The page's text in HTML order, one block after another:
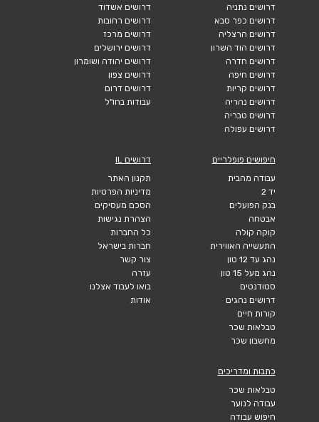
דרושים נתניה
דרושים כפר סבא
דרושים הרצליה
דרושים הוד השרון
דרושים חדרה
דרושים חיפה
דרושים קריות
דרושים נהריה
דרושים טבריה
דרושים עפולה
דרושים אשדוד
דרושים רחובות
דרושים מרכז
דרושים ירושלים
דרושים יהודה ושומרון
דרושים צפון
דרושים דרום
עבודות בחו"ל
חיפושים פופלריים
עבודה מהבית
יד 2
בנק הפועלים
אבטחה
קוקה קולה
התעשייה האווירית
נהג עד 12 טון
נהג מעל 15 טון
סטודנטים
דרושים נהגים
קורות חיים
טבלאות שכר
מחשבון שכר
דרושים IL
תקנון האתר
מדיניות הפרטיות
הסכם מעסיקים
הצהרת נגישות
כל החברות
חברות בישראל
צור קשר
עזרה
בואו לעבוד אצלנו
אודות
כתבות ומדריכים
טבלאות שכר
עבודה לנוער
חיפוש עבודה